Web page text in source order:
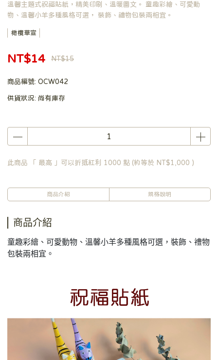
溫馨主題式祝福貼紙，精美印刷、溫暖圖文。 童趣彩繪、可愛動
物、溫馨小羊多種風格可選， 裝飾、禮物包裝兩相宜。
橄欖華宣
NT$14 NT$15
商品編號: OCW042
供貨狀況: 尚有庫存
此商品 「 最高 」可以折抵紅利 1000 點 (約等於 NT$1,000 )
商品介紹 規格說明
商品介紹
童趣彩繪、可愛動物、溫馨小羊多種風格可選，裝飾、禮物
包裝兩相宜。